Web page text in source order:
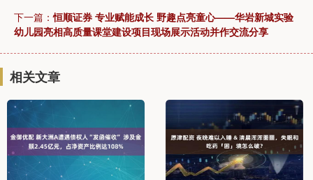
下一篇：恒顺证券 专业赋能成长 野趣点亮童心——华岩新城实验
幼儿园亮相高质量课堂建设项目现场展示活动并作交流分享
相关文章